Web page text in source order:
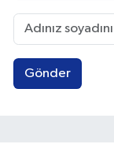
Gönder